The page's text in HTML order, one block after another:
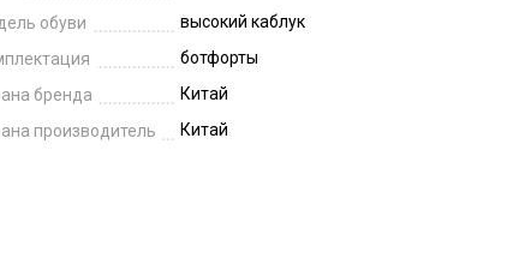
обуви
высокий каблук
ботфорты
бренда
Китай
производитель
Китай